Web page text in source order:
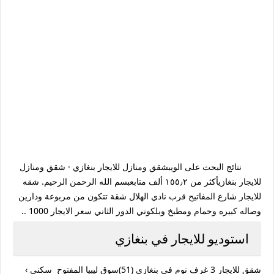
نتائج البحث على الويبشقق ومنازل للايجار بنغازي · شقق ومنازل
للايجار بنغازيأكثر من ١٥٥٫٢ ألف متابعبسم الله الرحمن الرحيم. شقه
للايجار شارع المفاتيح قرب نادي الهلال شقة تتكون من مربوعة ودارين
وصاله كبيره وحمام ومطبخ وبلكوني الدور الثاني سعر الايجار 1000 ..
استوديو للايجار في بنغازي
شقق للايجار 3 غرف نوم في بنغازي ‏(51)سوق ليبيا المفتوح سكني ›